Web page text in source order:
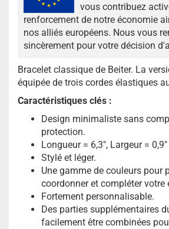
vous contribuez
renforcement de notre économie
nos alliés européens. Nous vous
sincèrement pour votre décision
Bracelet classique de Beiter. La
équipée de trois cordes élastiques
Caractéristiques clés :
Design minimaliste sans
protection.
Longueur = 6,3", Largeur = 0,9"
Stylé et léger.
Une gamme de couleurs pour
coordonner et compléter votre
Fortement personnalisable.
Des parties supplémentaires
facilement être combinées